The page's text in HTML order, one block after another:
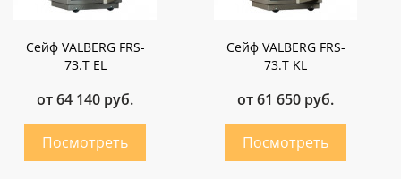
Сейф VALBERG FRS-
73.Т EL
от 64 140 руб.
Сейф VALBERG FRS-
73.Т KL
от 61 650 руб.